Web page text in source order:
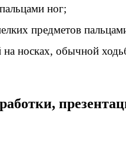
ног;
предметов
носках, обычной